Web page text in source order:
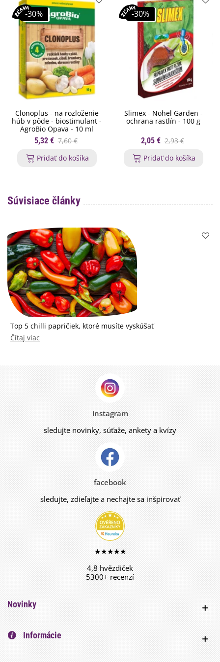
-30%
Clonoplus - na rozloženie
húb v pôde - biostimulant -
AgroBio Opava - 10 ml
5,32 € 7,60 €
Pridať do košíka
-30%
Slimex - Nohel Garden -
ochrana rastlín - 100 g
2,05 € 2,93 €
Pridať do košíka
Súvisiace články
Top 5 chilli papričiek, ktoré musíte vyskúšať
Čítaj viac
instagram
sledujte novinky, súťaže, ankety a kvízy
facebook
sledujte, zdieľajte a nechajte sa inšpirovať
★★★★★
4,8 hvězdiček
5300+ recenzí
Novinky
Informácie